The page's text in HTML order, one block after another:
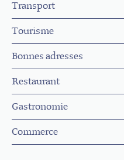
Transport
Tourisme
Bonnes adresses
Restaurant
Gastronomie
Commerce